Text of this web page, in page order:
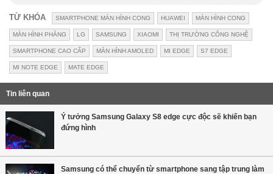
TỪ KHÓA SMARTPHONE MÀN HÌNH CONG HUAWEI MÀN HÌNH CONG
MÀN HÌNH PHẲNG LG SAMSUNG XIAOMI THỊ TRƯỜNG CÔNG NGHỆ
SMARTPHONE CAO CẤP MÀN HÌNH AMOLED MI EDGE S7 EDGE
MI NOTE EDGE MATE EDGE
Tin liên quan
Ý tưởng Samsung Galaxy S8 edge cực độc sẽ khiến bạn
đứng hình
Samsung có thể chuyển từ smartphone sang tập trung làm